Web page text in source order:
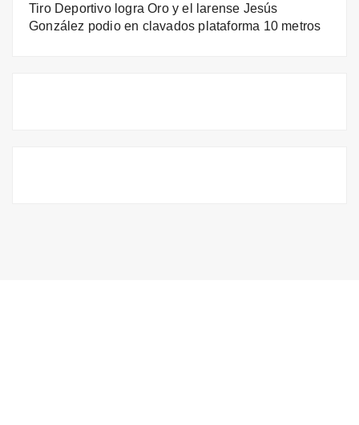
Tiro Deportivo logra Oro y el larense Jesús
González podio en clavados plataforma 10 metros